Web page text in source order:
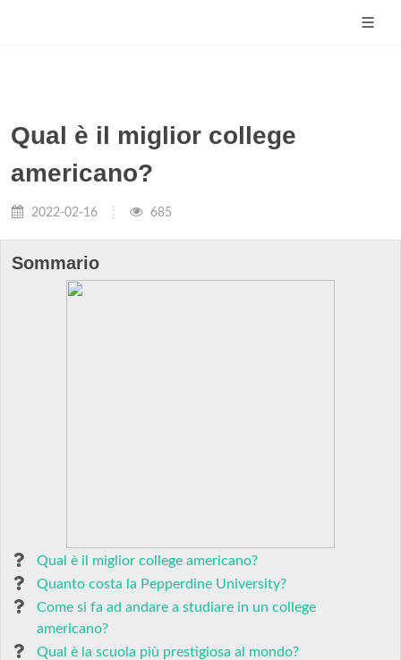
Qual è il miglior college
americano?
2022-02-16 685
Sommario
Qual è il miglior college americano?
Quanto costa la Pepperdine University?
Come si fa ad andare a studiare in un college
americano?
Qual è la scuola più prestigiosa al mondo?